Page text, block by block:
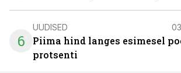
6
UUDISED
Piima hind langes esimesel
protsenti